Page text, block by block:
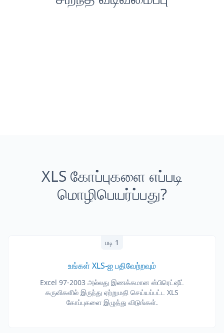
XLS கோப்புகளை எப்படி
மொழிபெயர்ப்பது?
படி 1
உங்கள் XLS-ஐ பதிவேற்றவும்
Excel 97-2003 அல்லது இணக்கமான ஸ்பிரெட்ஷீட்
கருவிகளில் இருந்து ஏற்றுமதி செய்யப்பட்ட XLS
கோப்புகளை இழுத்து விடுங்கள்.